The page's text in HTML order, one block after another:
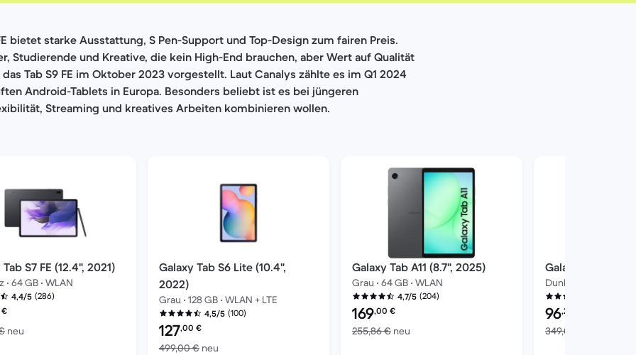
bietet starke Ausstattung, S Pen-Support und Top-Design zum fairen Preis.
Studierende und Kreative, die kein High-End brauchen, aber Wert auf Qualität
Tab S9 FE im Oktober 2023 vorgestellt. Laut Canalys zählte es im Q1 2024
Android-Tablets in Europa. Besonders beliebt ist es bei jüngeren
Streaming und kreatives Arbeiten kombinieren wollen.
€
S7 FE (12.4", 2021)
• 64 GB • WLAN
4,4/5 (286)
erneuerten Produkts:
€
neu Im Vergleich zum Neupreis von 729,00 €
Galaxy Tab S6 Lite (10.4",
2022)
Grau • 128 GB • WLAN + LTE
4,5/5 (100)
Preis des erneuerten Produkts:
127,00 €
499,00 € neu
Galaxy Tab A11 (8.7", 2025)
Grau • 64 GB • WLAN
4,7/5 (204)
Preis des erneuerten Produkts:
169,00 €
255,86 € neu Im Vergleich zum Neupreis von 255,86 €
Galaxy Tab A7
Dunkelgrau • 32 GB
Preis des
96,29
349,00 €